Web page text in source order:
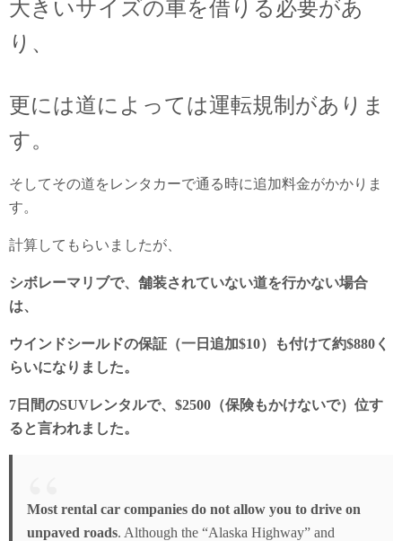
大きいサイズの車を借りる必要があ
り、
更には道によっては運転規制がありま
す。
そしてその道をレンタカーで通る時に追加料金がかかりま
す。
計算してもらいましたが、
シボレーマリブで、舗装されていない道を行かない場合
は、
ウインドシールドの保証（一日追加$10）も付けて約$880く
らいになりました。
7日間のSUVレンタルで、$2500（保険もかけないで）位す
ると言われました。
Most rental car companies do not allow you to drive on
unpaved roads. Although the “Alaska Highway” and